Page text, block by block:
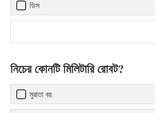
ডিস
নিচের কোনটি মিলিটারি রোবট?
মুরাতা বয়